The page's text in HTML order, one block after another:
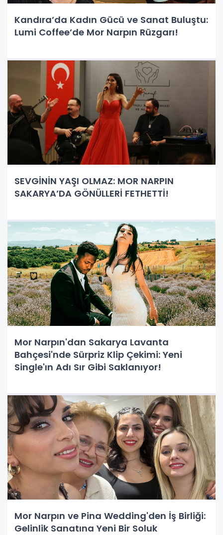
Kandıra’da Kadın Gücü ve Sanat Buluştu:
Lumi Coffee’de Mor Narpın Rüzgarı!
SEVGİNİN YAŞI OLMAZ: MOR NARPIN
SAKARYA’DA GÖNÜLLERİ FETHETTİ!
Mor Narpın'dan Sakarya Lavanta
Bahçesi'nde Sürpriz Klip Çekimi: Yeni
Single'ın Adı Sır Gibi Saklanıyor!
Mor Narpın ve Pina Wedding'den İş Birliği:
Gelinlik Sanatına Yeni Bir Soluk